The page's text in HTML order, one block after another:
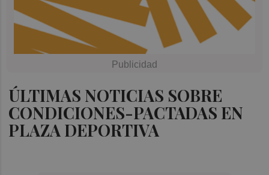
ÚLTIMAS NOTICIAS SOBRE
CONDICIONES-PACTADAS EN
PLAZA DEPORTIVA